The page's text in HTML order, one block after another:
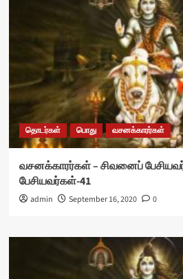
தொடர்கள் பொது வசனக்காரர்கள்
வசனக்காரர்கள் – சிவனைப்
பேசியவர்கள்-41
admin September 16, 2020 0